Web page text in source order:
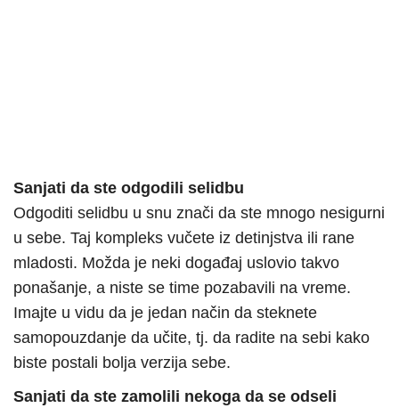
Sanjati da ste odgodili selidbu
Odgoditi selidbu u snu znači da ste mnogo nesigurni
u sebe. Taj kompleks vučete iz detinjstva ili rane
mladosti. Možda je neki događaj uslovio takvo
ponašanje, a niste se time pozabavili na vreme.
Imajte u vidu da je jedan način da steknete
samopouzdanje da učite, tj. da radite na sebi kako
biste postali bolja verzija sebe.
Sanjati da ste zamolili nekoga da se odseli